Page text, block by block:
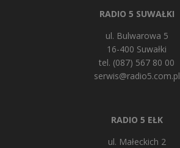
RADIO 5 SUWAŁKI
ul. Bulwarowa 5
16-400 Suwałki
tel. (087) 567 80 00
serwis@radio5.com.pl
RADIO 5 EŁK
ul. Małeckich 2